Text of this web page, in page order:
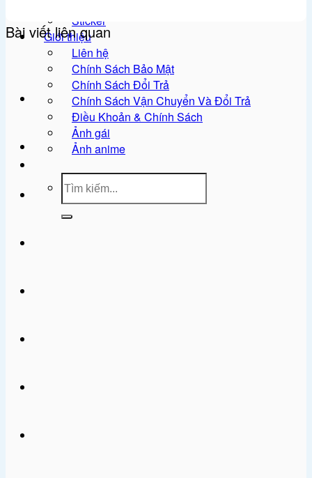
Sticker
Giới thiệu
Liên hệ
Chính Sách Bảo Mật
Chính Sách Đổi Trả
Chính Sách Vận Chuyển Và Đổi Trả
Điều Khoản & Chính Sách
Ảnh gái
Ảnh anime
Tìm
kiếm:
Bài viết liên quan